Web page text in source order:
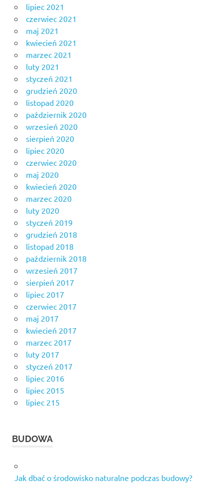
lipiec 2021
czerwiec 2021
maj 2021
kwiecień 2021
marzec 2021
luty 2021
styczeń 2021
grudzień 2020
listopad 2020
październik 2020
wrzesień 2020
sierpień 2020
lipiec 2020
czerwiec 2020
maj 2020
kwiecień 2020
marzec 2020
luty 2020
styczeń 2019
grudzień 2018
listopad 2018
październik 2018
wrzesień 2017
sierpień 2017
lipiec 2017
czerwiec 2017
maj 2017
kwiecień 2017
marzec 2017
luty 2017
styczeń 2017
lipiec 2016
lipiec 2015
lipiec 215
BUDOWA
Jak dbać o środowisko naturalne podczas budowy?